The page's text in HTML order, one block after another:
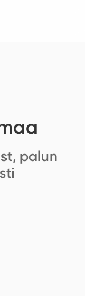
palun